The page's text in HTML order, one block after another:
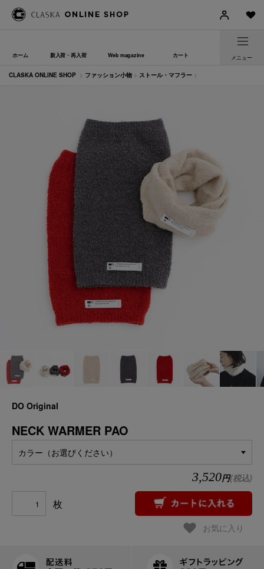
ホーム 新入荷・再入荷 Web magazine カート メニュー
CLASKA ONLINE SHOP > ファッション小物 > ストール・マフラー >
DO Original
NECK WARMER PAO
カラー（お選びください）
3,520円(税込)
枚
お気に入り